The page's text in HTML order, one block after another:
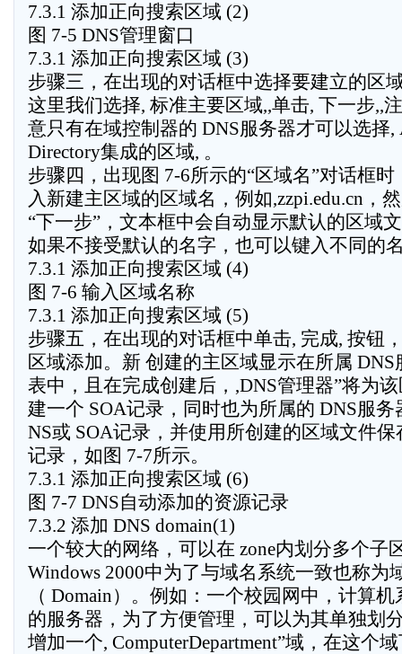
7.3.1 添加正向搜索区域 (2)
图 7-5 DNS管理窗口
7.3.1 添加正向搜索区域 (3)
步骤三，在出现的对话框中选择要建立的区
这里我们选择, 标准主要区域,,单击, 下一步,,注
意只有在域控制器的 DNS服务器才可以选择,
Directory集成的区域, 。
步骤四，出现图 7-6所示的“区域名”对话框时
入新建主区域的区域名，例如,zzpi.edu.cn，
“下一步”，文本框中会自动显示默认的区域
如果不接受默认的名字，也可以键入不同的
7.3.1 添加正向搜索区域 (4)
图 7-6 输入区域名称
7.3.1 添加正向搜索区域 (5)
步骤五，在出现的对话框中单击, 完成, 按钮
区域添加。新 创建的主区域显示在所属 DNS
表中，且在完成创建后，,DNS管理器”将为
建一个 SOA记录，同时也为所属的 DNS服务
NS或 SOA记录，并使用所创建的区域文件
记录，如图 7-7所示。
7.3.1 添加正向搜索区域 (6)
图 7-7 DNS自动添加的资源记录
7.3.2 添加 DNS domain(1)
一个较大的网络，可以在 zone内划分多个子
Windows 2000中为了与域名系统一致也称为
（ Domain）。例如：一个校园网中，计算
的服务器，为了方便管理，可以为其单独划
增加一个, ComputerDepartment”域，在这个